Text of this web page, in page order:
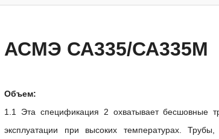
АСМЭ СА335/СА335М
Объем:
1.1 Эта спецификация 2 охватывает бесшовные
эксплуатации при высоких температурах.